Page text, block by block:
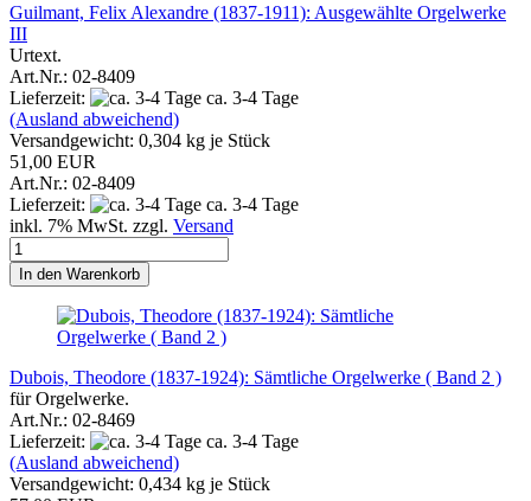
Guilmant, Felix Alexandre (1837-1911): Ausgewählte Orgelwerke
III
Urtext.
Art.Nr.: 02-8409
Lieferzeit:
ca. 3-4 Tage
(Ausland abweichend)
Versandgewicht: 0,304 kg je Stück
51,00 EUR
Art.Nr.: 02-8409
Lieferzeit:
ca. 3-4 Tage
inkl. 7% MwSt. zzgl. Versand
In den Warenkorb
Dubois, Theodore (1837-1924): Sämtliche Orgelwerke ( Band 2 )
für Orgelwerke.
Art.Nr.: 02-8469
Lieferzeit:
ca. 3-4 Tage
(Ausland abweichend)
Versandgewicht: 0,434 kg je Stück